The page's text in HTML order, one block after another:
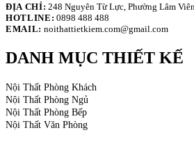
ĐỊA CHỈ: 248 Nguyên Từ Lực, Phường Lâm
HOTLINE: 0898 488 488
EMAIL: noithattietkiem.com@gmail.com
DANH MỤC THIẾT KẾ
Nội Thất Phòng Khách
Nội Thất Phòng Ngủ
Nội Thất Phòng Bếp
Nội Thất Văn Phòng